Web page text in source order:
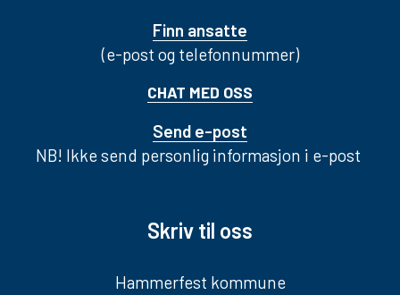
Finn ansatte
(e-post og telefonnummer)
CHAT MED OSS
Send e-post
NB! Ikke send personlig informasjon i e-post
Skriv til oss
Hammerfest kommune